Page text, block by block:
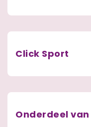
Click Sport
Onderdeel